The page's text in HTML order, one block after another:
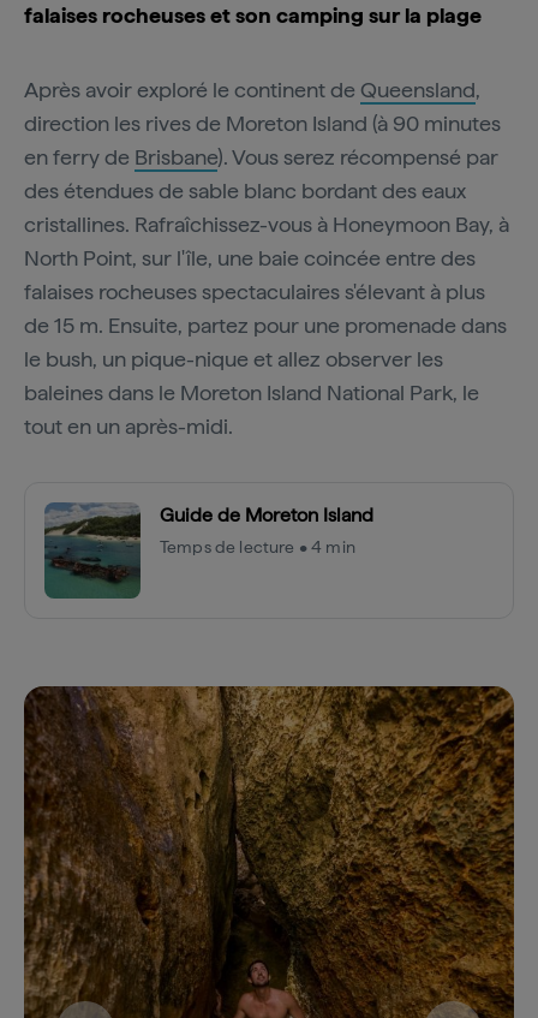
falaises rocheuses et son camping sur la plage
Après avoir exploré le continent de Queensland,
direction les rives de Moreton Island (à 90 minutes
en ferry de Brisbane). Vous serez récompensé par
des étendues de sable blanc bordant des eaux
cristallines. Rafraîchissez-vous à Honeymoon Bay, à
North Point, sur l'île, une baie coincée entre des
falaises rocheuses spectaculaires s'élevant à plus
de 15 m. Ensuite, partez pour une promenade dans
le bush, un pique-nique et allez observer les
baleines dans le Moreton Island National Park, le
tout en un après-midi.
Guide de Moreton Island
Temps de lecture • 4 min